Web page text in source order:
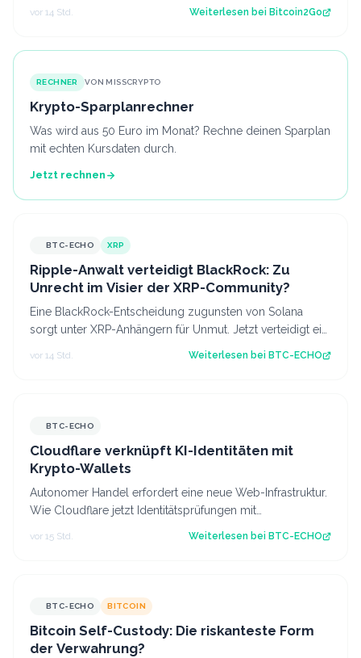
vor 14 Std. Weiterlesen bei Bitcoin2Go
RECHNER VON MISSCRYPTO
Krypto-Sparplanrechner
Was wird aus 50 Euro im Monat? Rechne deinen Sparplan
mit echten Kursdaten durch.
Jetzt rechnen
BTC-ECHO XRP
Ripple-Anwalt verteidigt BlackRock: Zu
Unrecht im Visier der XRP-Community?
Eine BlackRock-Entscheidung zugunsten von Solana
sorgt unter XRP-Anhängern für Unmut. Jetzt verteidigt ein
Ripple-Anwalt den Vermögensverwal…
vor 14 Std. Weiterlesen bei BTC-ECHO
BTC-ECHO
Cloudflare verknüpft KI-Identitäten mit
Krypto-Wallets
Autonomer Handel erfordert eine neue Web-Infrastruktur.
Wie Cloudflare jetzt Identitätsprüfungen mit
vor 15 Std. Weiterlesen bei BTC-ECHO
BTC-ECHO BITCOIN
Bitcoin Self-Custody: Die riskanteste Form
der Verwahrung?